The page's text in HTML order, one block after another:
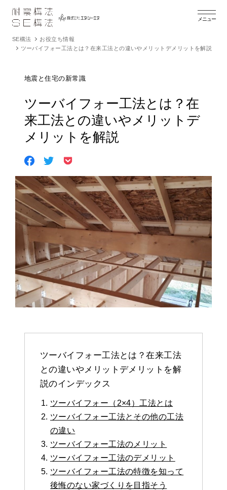
メニュー
SE構法
お役立ち情報
ツーバイフォー工法とは？在来工法との違いやメリットデメリットを解説
地震と住宅の新常識
ツーバイフォー工法とは？在
来工法との違いやメリットデ
メリットを解説
ツーバイフォー工法とは？在来工法
との違いやメリットデメリットを解
説のインデックス
ツーバイフォー（2×4）工法とは
ツーバイフォー工法とその他の工法
の違い
ツーバイフォー工法のメリット
ツーバイフォー工法のデメリット
ツーバイフォー工法の特徴を知って
後悔のない家づくりを目指そう